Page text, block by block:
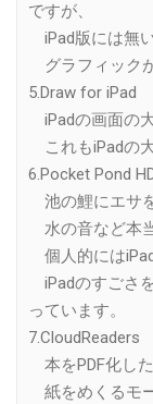
ですが、
iPad版には無
グラフィック
5.Draw for iPad
iPadの画面の
これもiPadの
6.Pocket Pond
池の鯉にエサ
水の音など本
個人的には
iPadのすごさ
っています。
7.CloudReaders
本をPDF化し
紙をめくるモ